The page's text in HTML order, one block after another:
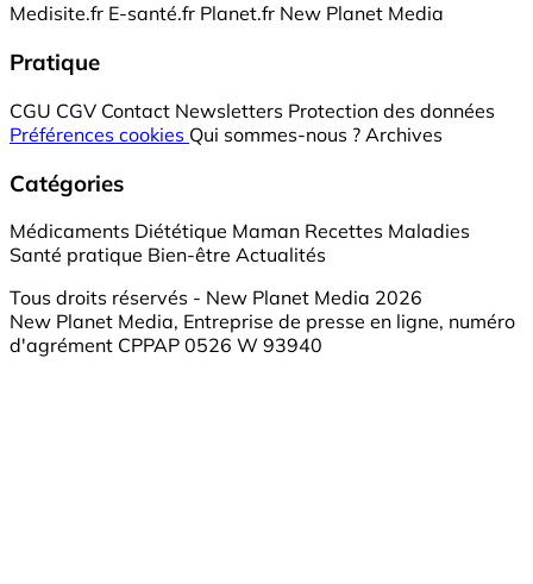
Medisite.fr E-santé.fr Planet.fr New Planet Media
Pratique
CGU CGV Contact Newsletters Protection des données
Préférences cookies Qui sommes-nous ? Archives
Catégories
Médicaments Diététique Maman Recettes Maladies
Santé pratique Bien-être Actualités
Tous droits réservés - New Planet Media 2026
New Planet Media, Entreprise de presse en ligne, numéro
d'agrément CPPAP 0526 W 93940